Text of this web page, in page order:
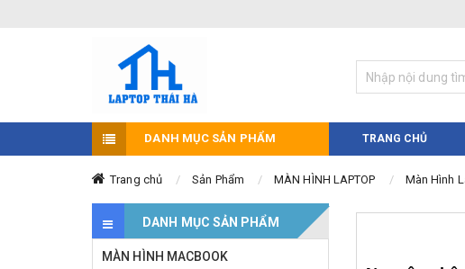
DANH MỤC SẢN PHẨM TRANG CHỦ
Trang chủ Sản Phẩm MÀN HÌNH LAPTOP Màn Hình
DANH MỤC SẢN PHẨM
MÀN HÌNH MACBOOK